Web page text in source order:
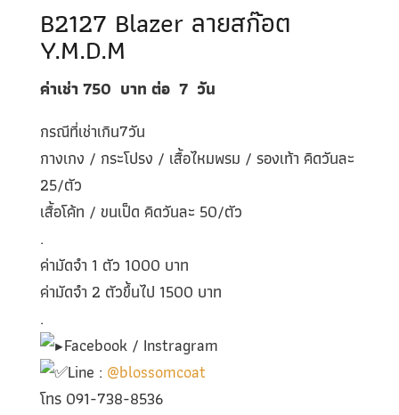
B2127 Blazer ลายสก๊อต
Y.M.D.M
ค่าเช่า 750 บาท ต่อ 7 วัน
กรณีที่เช่าเกิน7วัน
กางเกง / กระโปรง / เสื้อไหมพรม / รองเท้า คิดวันละ
25/ตัว
เสื้อโค้ท / ขนเป็ด คิดวันละ 50/ตัว
.
ค่ามัดจำ 1 ตัว 1000 บาท
ค่ามัดจำ 2 ตัวขึ้นไป 1500 บาท
.
Facebook / Instragram
Line : @blossomcoat
โทร 091-738-8536